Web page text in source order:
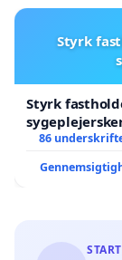
Styrk
Styrk
86